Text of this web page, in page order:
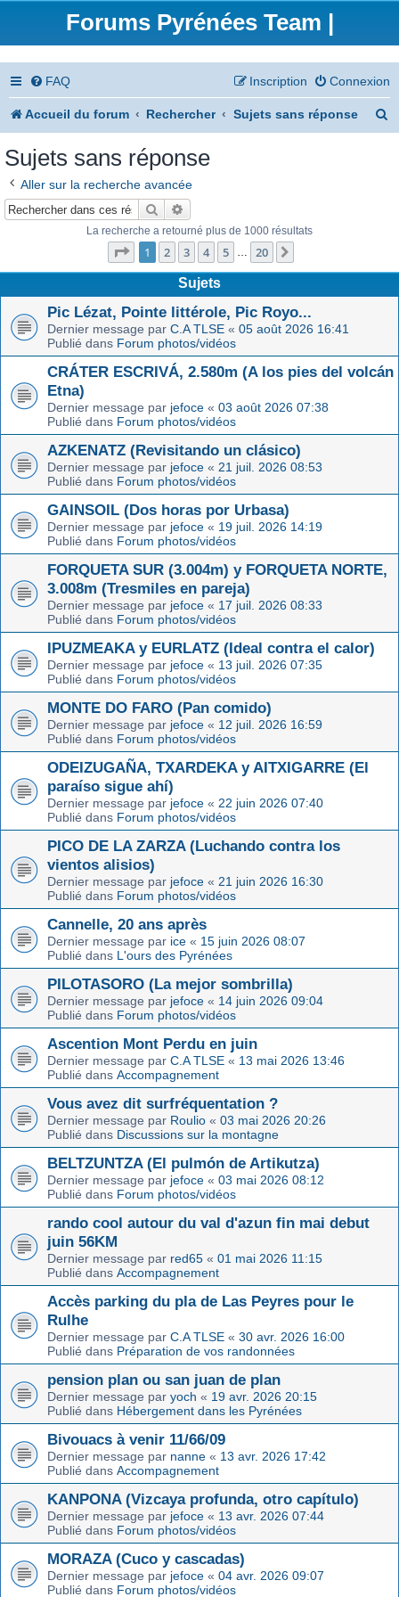
Forums Pyrénées Team |
FAQ Connexion
Inscription
Accueil du forum Rechercher Sujets sans réponse
Sujets sans réponse
Aller sur la recherche avancée
Rechercher
La recherche a retourné plus de 1000 résultats
Page 1sur20
1 2 3 4 5 … 20
Sujets
Pic Lézat, Pointe littérole, Pic Royo...
Dernier message par C.A TLSE « 05 août 2026 16:41
Publié dans Forum photos/vidéos
CRÁTER ESCRIVÁ, 2.580m (A los pies del volcán
Etna)
Dernier message par jefoce « 03 août 2026 07:38
Publié dans Forum photos/vidéos
AZKENATZ (Revisitando un clásico)
Dernier message par jefoce « 21 juil. 2026 08:53
Publié dans Forum photos/vidéos
GAINSOIL (Dos horas por Urbasa)
Dernier message par jefoce « 19 juil. 2026 14:19
Publié dans Forum photos/vidéos
FORQUETA SUR (3.004m) y FORQUETA NORTE,
3.008m (Tresmiles en pareja)
Dernier message par jefoce « 17 juil. 2026 08:33
Publié dans Forum photos/vidéos
IPUZMEAKA y EURLATZ (Ideal contra el calor)
Dernier message par jefoce « 13 juil. 2026 07:35
Publié dans Forum photos/vidéos
MONTE DO FARO (Pan comido)
Dernier message par jefoce « 12 juil. 2026 16:59
Publié dans Forum photos/vidéos
ODEIZUGAÑA, TXARDEKA y AITXIGARRE (El
paraíso sigue ahí)
Dernier message par jefoce « 22 juin 2026 07:40
Publié dans Forum photos/vidéos
PICO DE LA ZARZA (Luchando contra los
vientos alisios)
Dernier message par jefoce « 21 juin 2026 16:30
Publié dans Forum photos/vidéos
Cannelle, 20 ans après
Dernier message par ice « 15 juin 2026 08:07
Publié dans L'ours des Pyrénées
PILOTASORO (La mejor sombrilla)
Dernier message par jefoce « 14 juin 2026 09:04
Publié dans Forum photos/vidéos
Ascention Mont Perdu en juin
Dernier message par C.A TLSE « 13 mai 2026 13:46
Publié dans Accompagnement
Vous avez dit surfréquentation ?
Dernier message par Roulio « 03 mai 2026 20:26
Publié dans Discussions sur la montagne
BELTZUNTZA (El pulmón de Artikutza)
Dernier message par jefoce « 03 mai 2026 08:12
Publié dans Forum photos/vidéos
rando cool autour du val d'azun fin mai debut
juin 56KM
Dernier message par red65 « 01 mai 2026 11:15
Publié dans Accompagnement
Accès parking du pla de Las Peyres pour le
Rulhe
Dernier message par C.A TLSE « 30 avr. 2026 16:00
Publié dans Préparation de vos randonnées
pension plan ou san juan de plan
Dernier message par yoch « 19 avr. 2026 20:15
Publié dans Hébergement dans les Pyrénées
Bivouacs à venir 11/66/09
Dernier message par nanne « 13 avr. 2026 17:42
Publié dans Accompagnement
KANPONA (Vizcaya profunda, otro capítulo)
Dernier message par jefoce « 13 avr. 2026 07:44
Publié dans Forum photos/vidéos
MORAZA (Cuco y cascadas)
Dernier message par jefoce « 04 avr. 2026 09:07
Publié dans Forum photos/vidéos